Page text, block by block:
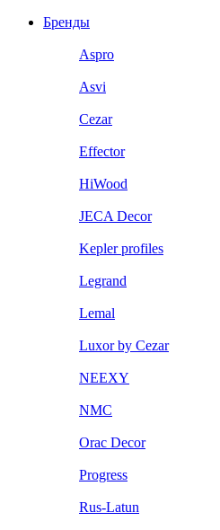
Бренды
Aspro
Asvi
Cezar
Effector
HiWood
JECA Decor
Kepler profiles
Legrand
Lemal
Luxor by Cezar
NEEXY
NMC
Orac Decor
Progress
Rus-Latun